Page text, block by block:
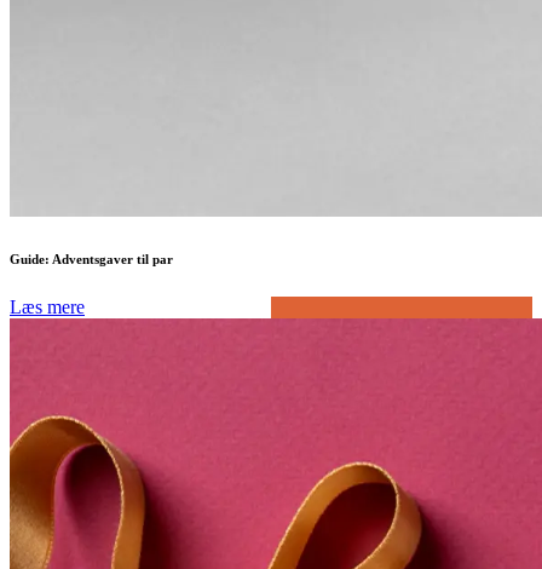
Guide: Adventsgaver til par
Læs mere